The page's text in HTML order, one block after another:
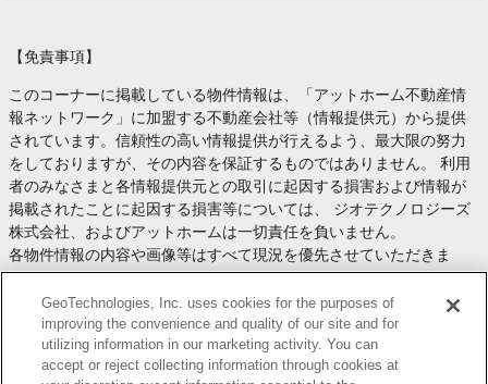
【免責事項】
このコーナーに掲載している物件情報は、「アットホーム不動産情
報ネットワーク」に加盟する不動産会社等（情報提供元）から提供
されています。信頼性の高い情報提供が行えるよう、最大限の努力
をしておりますが、その内容を保証するものではありません。 利用
者のみなさまと各情報提供元との取引に起因する損害および情報が
掲載されたことに起因する損害等については、 ジオテクノロジーズ
株式会社、およびアットホームは一切責任を負いません。
各物件情報の内容や画像等はすべて現況を優先させていただきま
す。
お取引等（お取引の準備、資金調達等を含みます）の際には、内容
や契約条件等について、 各情報提供元より十分な説明を受け、ご自
身でご確認の上、判断してください。
このコーナーへの物件情報のご掲載、その他不動産業務ソリューシ
GeoTechnologies, Inc. uses cookies for the purposes of
improving the convenience and quality of our site and for
utilizing information in our marketing activity. You can
accept or reject collecting information through cookies at